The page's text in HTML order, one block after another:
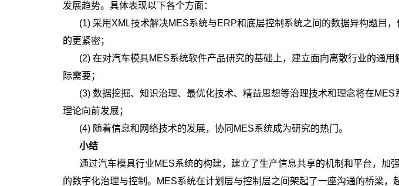
发展趋势。具体表现以下各个方面：
(1) 采用XML技术解决MES系统与ERP和底层控制系统之间的数据异构题目
的更紧密；
(2) 在对汽车模具MES系统软件产品研究的基础上，建立面向离散行业的通
际需要；
(3) 数据挖掘、知识治理、最优化技术、精益思想等治理技术和理念将在
理论向前发展；
(4) 随着信息和网络技术的发展，协同MES系统成为研究的热门。
小结
通过汽车模具行业MES系统的构建，建立了生产信息共享的机制和平台，加
的数字化治理与控制。MES系统在计划层与控制层之间架起了一座沟通的桥梁，